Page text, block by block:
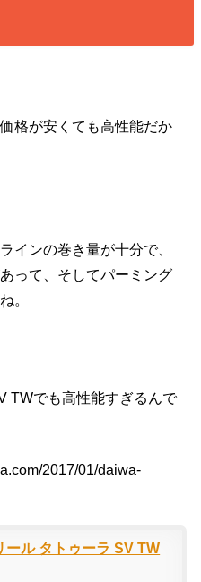
格が安くても高性能だか
インの巻き量が十分で、
って、そしてパーミング
。
TWでも高性能すぎるんで
2017/01/daiwa-
ール タトゥーラ SV TW